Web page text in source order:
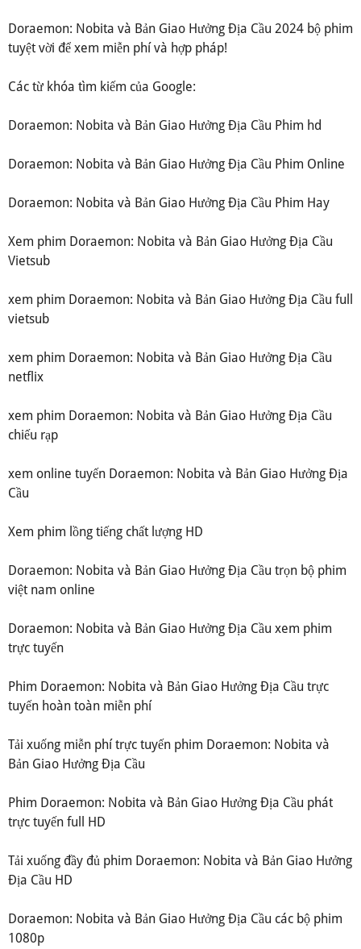
Doraemon: Nobita và Bản Giao Hưởng Địa Cầu 2024 bộ phim
tuyệt vời để xem miễn phí và hợp pháp!
Các từ khóa tìm kiếm của Google:
Doraemon: Nobita và Bản Giao Hưởng Địa Cầu Phim hd
Doraemon: Nobita và Bản Giao Hưởng Địa Cầu Phim Online
Doraemon: Nobita và Bản Giao Hưởng Địa Cầu Phim Hay
Xem phim Doraemon: Nobita và Bản Giao Hưởng Địa Cầu
Vietsub
xem phim Doraemon: Nobita và Bản Giao Hưởng Địa Cầu full
vietsub
xem phim Doraemon: Nobita và Bản Giao Hưởng Địa Cầu
netflix
xem phim Doraemon: Nobita và Bản Giao Hưởng Địa Cầu
chiếu rạp
xem online tuyến Doraemon: Nobita và Bản Giao Hưởng Địa
Cầu
Xem phim lồng tiếng chất lượng HD
Doraemon: Nobita và Bản Giao Hưởng Địa Cầu trọn bộ phim
việt nam online
Doraemon: Nobita và Bản Giao Hưởng Địa Cầu xem phim
trực tuyến
Phim Doraemon: Nobita và Bản Giao Hưởng Địa Cầu trực
tuyến hoàn toàn miễn phí
Tải xuống miễn phí trực tuyến phim Doraemon: Nobita và
Bản Giao Hưởng Địa Cầu
Phim Doraemon: Nobita và Bản Giao Hưởng Địa Cầu phát
trực tuyến full HD
Tải xuống đầy đủ phim Doraemon: Nobita và Bản Giao Hưởng
Địa Cầu HD
Doraemon: Nobita và Bản Giao Hưởng Địa Cầu các bộ phim
1080p